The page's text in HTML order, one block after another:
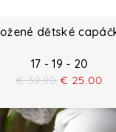
dětské
17 - 19 - 20
€ 39.90 € 25.00